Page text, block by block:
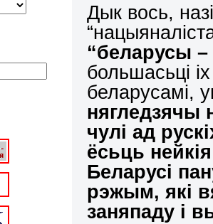
Дык вось,
“беларусы –
большасьці
беларусамі,
нягледзячы
чулі ад
ёсьць
Беларусі
рэжым, які
заняпаду і